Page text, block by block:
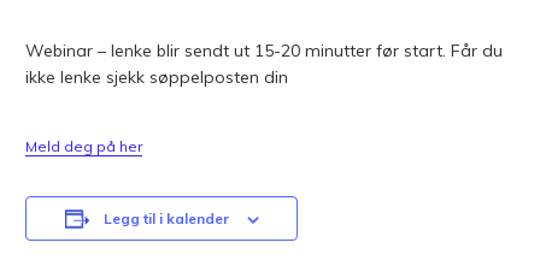
Webinar – lenke blir sendt ut 15-20 minutter før start. Får du
ikke lenke sjekk søppelposten din
Meld deg på her
Legg til i kalender